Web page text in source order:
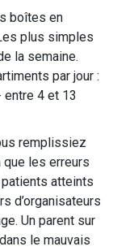
boîtes en
plus simples
la semaine.
par jour :
entre 4 et 13
remplissiez
que les erreurs
atteints
d’organisateurs
Un parent sur
le mauvais